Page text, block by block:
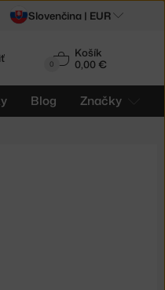
0
Košík
0,00 €
Blog Značky
Slovenčina | EUR